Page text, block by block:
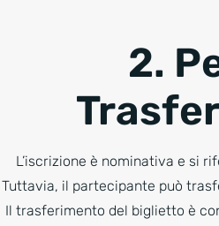
2.
L’iscrizione è nominativa e si
Tuttavia, il partecipante può
Il trasferimento del biglietto è